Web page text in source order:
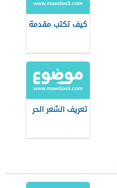
كيف تكتب مقدمة
تعريف الشعر الحر